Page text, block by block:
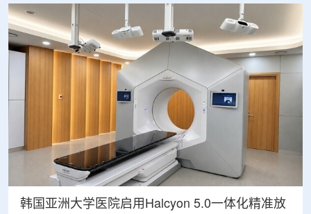
韩国亚洲大学医院启用Halcyon 5.0一体化精准放